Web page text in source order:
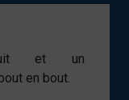
et un
en bout.